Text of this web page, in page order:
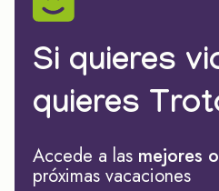
Si quieres
quieres
Accede a las mejores
próximas vacaciones